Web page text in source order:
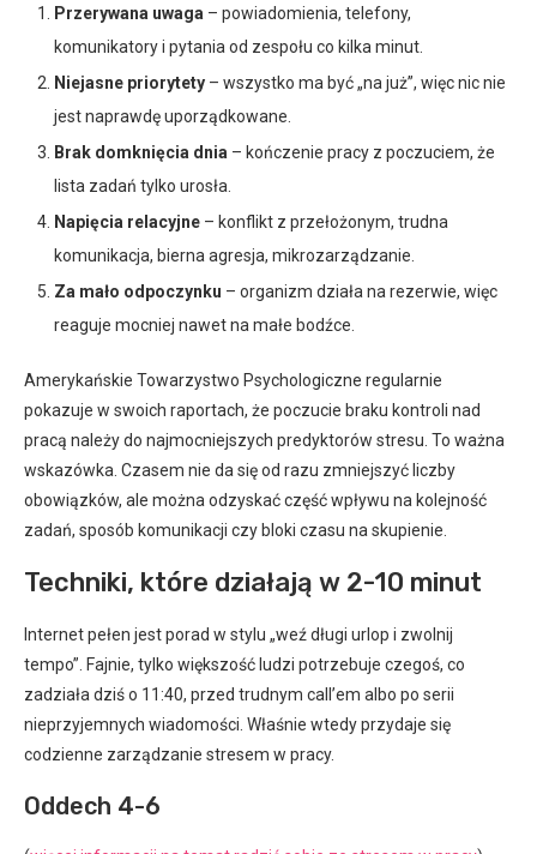
Przerywana uwaga – powiadomienia, telefony,
komunikatory i pytania od zespołu co kilka minut.
Niejasne priorytety – wszystko ma być „na już”, więc nic nie
jest naprawdę uporządkowane.
Brak domknięcia dnia – kończenie pracy z poczuciem, że
lista zadań tylko urosła.
Napięcia relacyjne – konflikt z przełożonym, trudna
komunikacja, bierna agresja, mikrozarządzanie.
Za mało odpoczynku – organizm działa na rezerwie, więc
reaguje mocniej nawet na małe bodźce.
Amerykańskie Towarzystwo Psychologiczne regularnie
pokazuje w swoich raportach, że poczucie braku kontroli nad
pracą należy do najmocniejszych predyktorów stresu. To ważna
wskazówka. Czasem nie da się od razu zmniejszyć liczby
obowiązków, ale można odzyskać część wpływu na kolejność
zadań, sposób komunikacji czy bloki czasu na skupienie.
Techniki, które działają w 2-10 minut
Internet pełen jest porad w stylu „weź długi urlop i zwolnij
tempo”. Fajnie, tylko większość ludzi potrzebuje czegoś, co
zadziała dziś o 11:40, przed trudnym call’em albo po serii
nieprzyjemnych wiadomości. Właśnie wtedy przydaje się
codzienne zarządzanie stresem w pracy.
Oddech 4-6